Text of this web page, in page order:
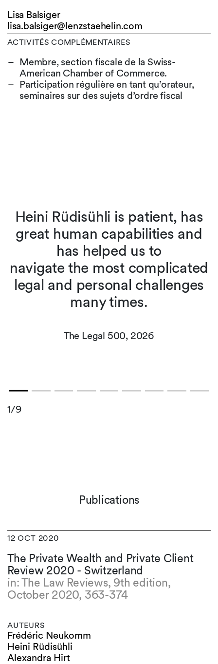
Lisa Balsiger
lisa.balsiger@lenzstaehelin.com
ACTIVITÉS COMPLÉMENTAIRES
Membre, section fiscale de la Swiss-
American Chamber of Commerce.
Participation régulière en tant qu’orateur,
seminaires sur des sujets d’ordre fiscal
Heini Rüdisühli is patient, has
great human capabilities and
has helped us to
navigate the most complicated
legal and personal challenges
many times.
The Legal 500, 2026
1/9
Publications
12 OCT 2020
The Private Wealth and Private Client
Review 2020 - Switzerland
in: The Law Reviews, 9th edition,
October 2020, 363-374
AUTEURS
Frédéric Neukomm
Heini Rüdisühli
Alexandra Hirt